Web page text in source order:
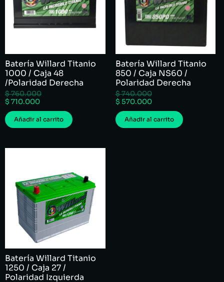
Batería Willard Titanio
1000 / Caja 48
/Polaridad Derecha
$760.000
$ 710.000
Añadir al carrito
Batería Willard Titanio
850 / Caja NS60 /
Polaridad Derecha
$740.000
$ 570.000
Añadir al carrito
Batería Willard Titanio
1250 / Caja 27 /
Polaridad Izquierda